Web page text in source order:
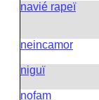
navié rapeï
neincamor
niguï
nofam